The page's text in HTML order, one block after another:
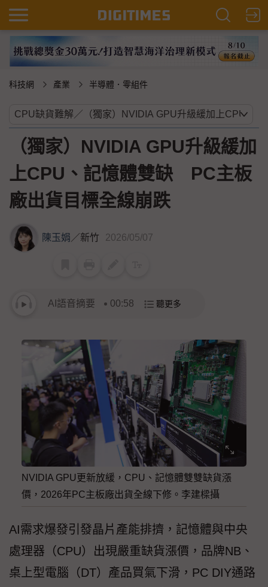
科技網 產業 半導體．零組件
（獨家）NVIDIA GPU升級緩加
上CPU、記憶體雙缺 PC主板
廠出貨目標全線崩跌
陳玉娟／新竹 2026/05/07
AI語音摘要 00:58 聽更多
NVIDIA GPU更新放緩，CPU、記憶體雙雙缺貨漲
價，2026年PC主板廠出貨全線下修。李建樑攝
AI需求爆發引發晶片產能排擠，記憶體與中央
處理器（CPU）出現嚴重缺貨漲價，品牌NB、
桌上型電腦（DT）產品買氣下滑，PC DIY通路